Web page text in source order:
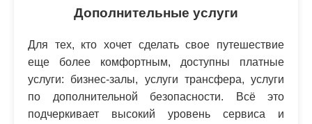
Дополнительные услуги
Для тех, кто хочет сделать свое путешествие
еще более комфортным, доступны платные
услуги: бизнес-залы, услуги трансфера, услуги
по дополнительной безопасности. Всё это
подчеркивает высокий уровень сервиса и